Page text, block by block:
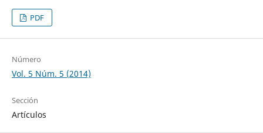
PDF
Número
Vol. 5 Núm. 5 (2014)
Sección
Artículos